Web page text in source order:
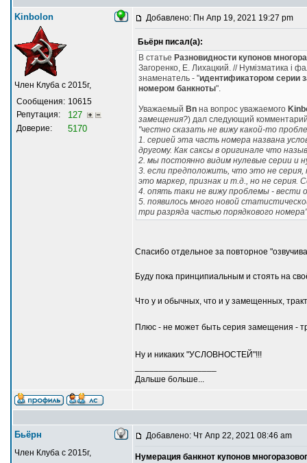
Kinbolon
Член Клуба с 2015г,
Сообщения: 10615
Репутация:
127
Доверие: 5170
Добавлено: Пн Апр 19, 2021 19:27 pm
Бьёрн писал(а):
В статье Разновидности купонов
Загоренко, Е. Лихацкий. // Нумізматика і
знаменатель - "идентификатором серии
номером банкноты".
Уважаемый Bn на вопрос уважаемого
замещения?) дал следующий
"честно сказать не вижу какой-то
1. серией эта часть номера названа
другому. Как саксы в оригинале что
2. мы постоянно видим нулевые серии и
3. если предположить, что это не
это маркер, признак и т.д., но не серия.
4. опять таки не вижу проблемы - вести
5. появилось много новой
три разряда частью порядкового
Спасибо отдельное за повторное
Буду пока принципиальным и стоять на
Что у и обычных, что и у замещенных,
Плюс - не может быть серия замещения -
Ну и никаких "УСЛОВНОСТЕЙ"!!!
Дальше больше...
Бьёрн
Член Клуба с 2015г,
Добавлено: Чт Апр 22, 2021 08:46 am
Нумерация банкнот купонов